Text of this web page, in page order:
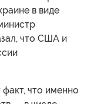
в виде
что США и
что именно